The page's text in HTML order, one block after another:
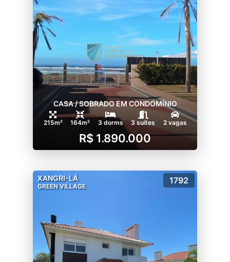
CASA / SOBRADO EM CONDOMÍNIO
215m² 164m² 3 dorms 3 suítes 2 vagas
R$ 1.890.000
XANGRI-LÁ
GREEN VILLAGE
1792